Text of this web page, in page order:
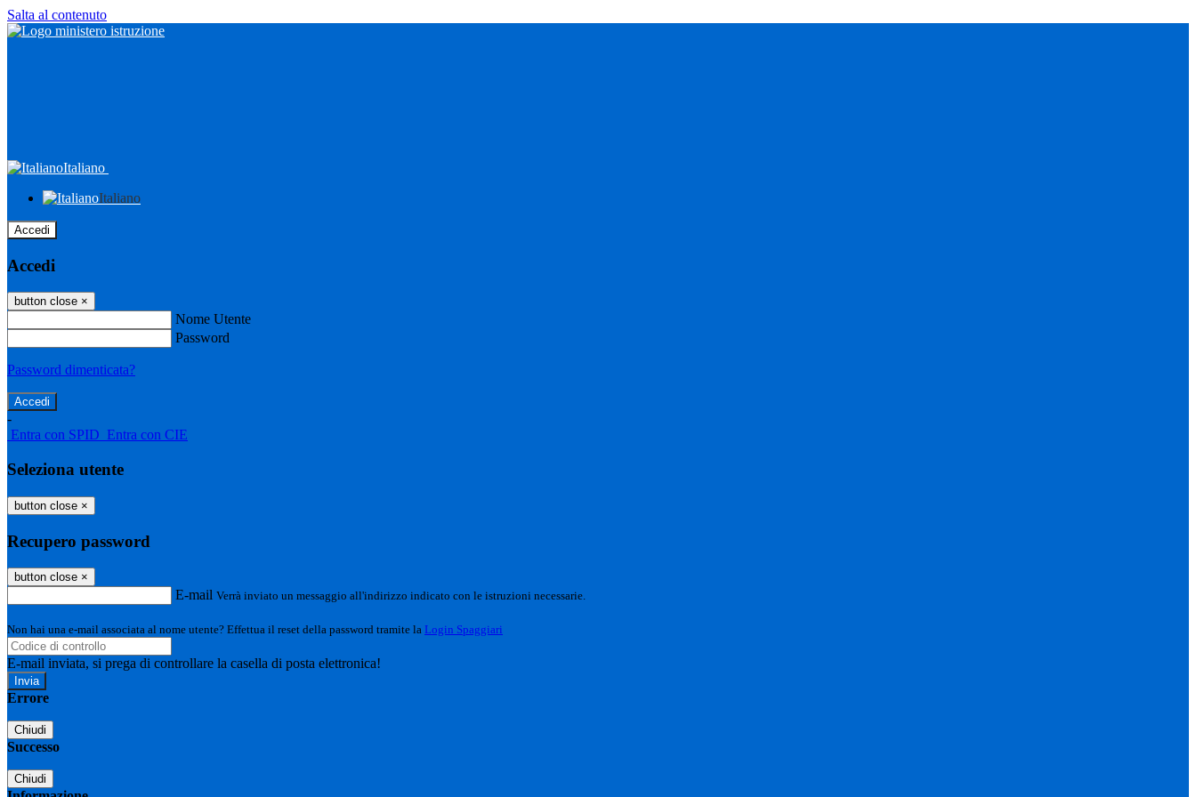
Salta al contenuto
Italiano
Italiano
Accedi
Accedi
button close ×
Nome Utente
Password
Password dimenticata?
-
Entra con SPID Entra con CIE
Seleziona utente
button close ×
Recupero password
button close ×
E-mail Verrà inviato un messaggio all'indirizzo indicato con le istruzioni necessarie.
Non hai una e-mail associata al nome utente? Effettua il reset della password tramite la Login Spaggiari
E-mail inviata, si prega di controllare la casella di posta elettronica!
Errore
Chiudi
Successo
Chiudi